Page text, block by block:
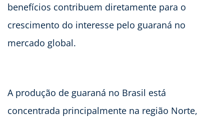
benefícios contribuem diretamente para o
crescimento do interesse pelo guaraná no
mercado global.
A produção de guaraná no Brasil está
concentrada principalmente na região Norte,